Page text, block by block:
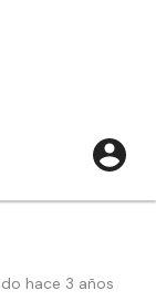
hace 3 años